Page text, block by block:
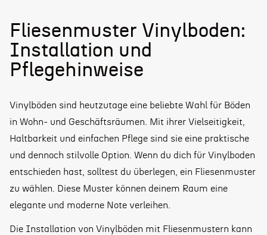
Fliesenmuster Vinylboden:
Installation und
Pflegehinweise
Vinylböden sind heutzutage eine beliebte Wahl für Böden
in Wohn- und Geschäftsräumen. Mit ihrer Vielseitigkeit,
Haltbarkeit und einfachen Pflege sind sie eine praktische
und dennoch stilvolle Option. Wenn du dich für Vinylboden
entschieden hast, solltest du überlegen, ein Fliesenmuster
zu wählen. Diese Muster können deinem Raum eine
elegante und moderne Note verleihen.
Die Installation von Vinylböden mit Fliesenmustern kann